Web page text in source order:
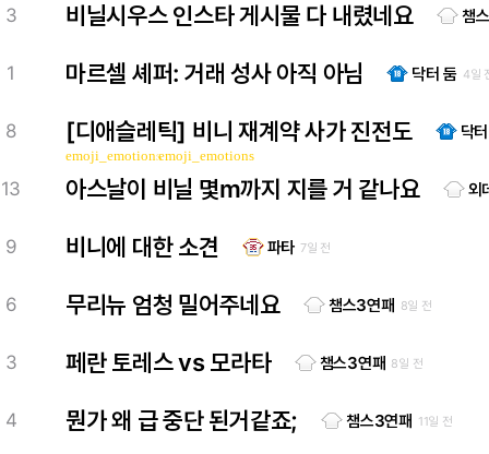
3 비닐시우스 인스타 게시물 다 내렸네요 챔
1 마르셀 셰퍼: 거래 성사 아직 아님 닥터 둠 4일
8
emoji_emotionsemoji_emotions
[디애슬레틱] 비니 재계약 사가 진전도 닥
13 아스날이 비닐 몇m까지 지를 거 같나요 외
9 비니에 대한 소견 파타 7일 전
6 무리뉴 엄청 밀어주네요 챔스3연패 8일 전
3 페란 토레스 vs 모라타 챔스3연패 8일 전
4 뭔가 왜 급 중단 된거같죠; 챔스3연패 11일 전